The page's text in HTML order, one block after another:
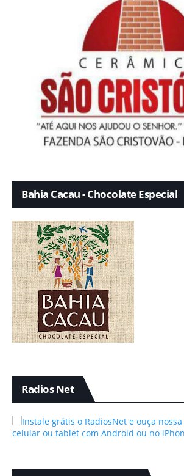
Bahia Cacau - Chocolate Especial
Radios Net